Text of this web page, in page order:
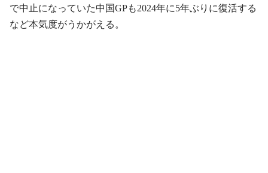
で中止になっていた中国GPも2024年に5年ぶりに復活する
など本気度がうかがえる。